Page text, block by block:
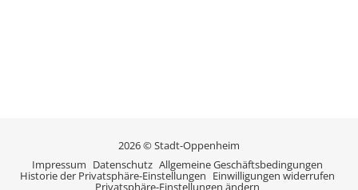
2026 © Stadt-Oppenheim
Impressum Datenschutz Allgemeine Geschäftsbedingungen
Historie der Privatsphäre-Einstellungen Einwilligungen widerrufen
Privatsphäre-Einstellungen ändern